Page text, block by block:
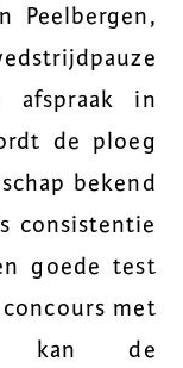
Peelbergen,
in
de ploeg
bekend
consistentie
goede test
met
kan de